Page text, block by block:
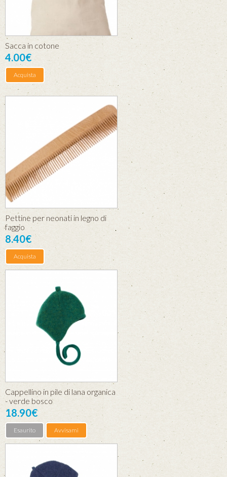
Sacca in cotone
4.00€
Acquista
Pettine per neonati in legno di
faggio
8.40€
Acquista
Cappellino in pile di lana organica
- verde bosco
18.90€
Esaurito Avvisami